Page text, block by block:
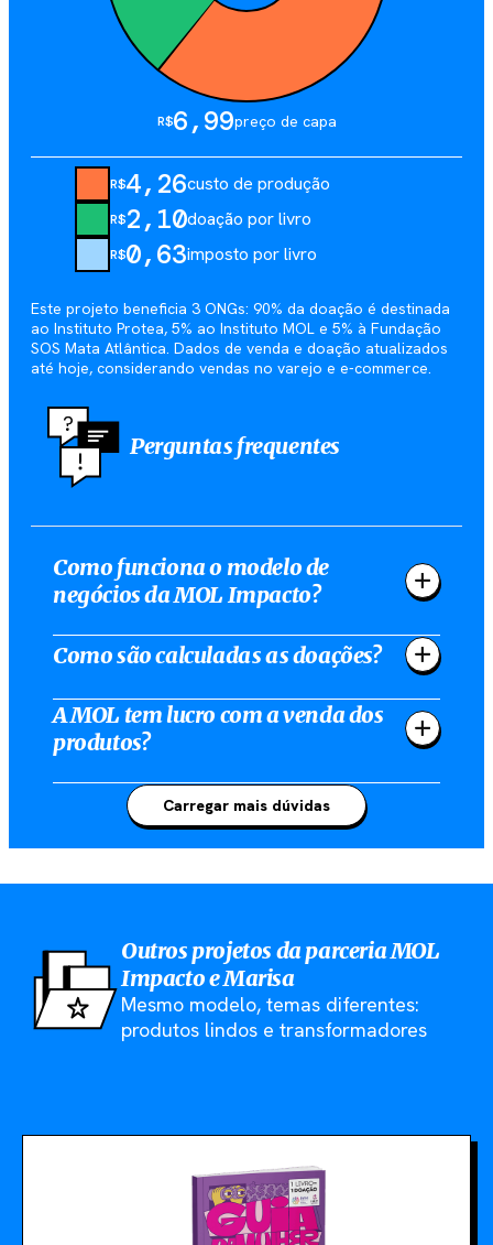
R$6,99preço de capa
R$4,26custo de produção
R$2,10doação por livro
R$0,63imposto por livro
Este projeto beneficia 3 ONGs: 90% da doação é destinada
ao Instituto Protea, 5% ao Instituto MOL e 5% à Fundação
SOS Mata Atlântica. Dados de venda e doação atualizados
até hoje, considerando vendas no varejo e e-commerce.
Perguntas frequentes
Como funciona o modelo de
negócios da MOL Impacto?
Como são calculadas as doações?
A MOL tem lucro com a venda dos
produtos?
Carregar mais dúvidas
Outros projetos da parceria MOL
Impacto e Marisa
Mesmo modelo, temas diferentes:
produtos lindos e transformadores